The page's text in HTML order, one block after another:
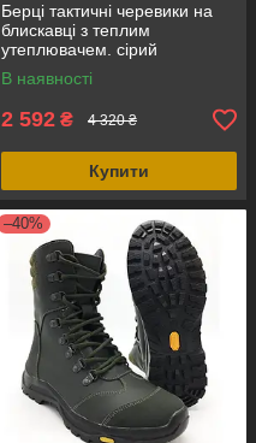
Берці тактичні черевики на
блискавці з теплим
утеплювачем. сірий
замш+кордура, Mil-Tec
Німеччина
В наявності
2 592 ₴ 4 320 ₴
Купити
–40%